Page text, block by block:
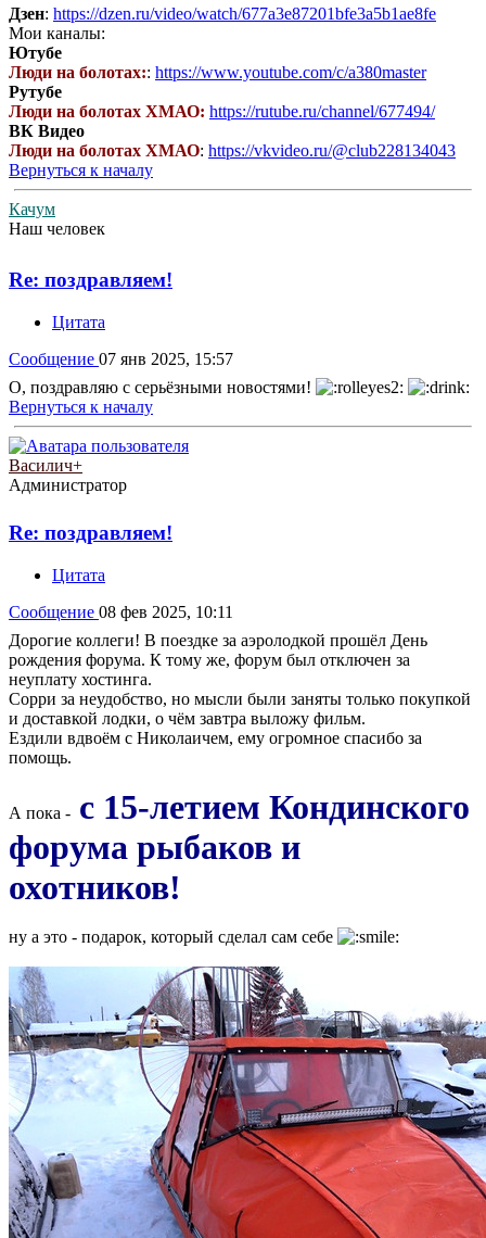
Дзен: https://dzen.ru/video/watch/677a3e87201bfe3a5b1ae8fe
Мои каналы:
Ютубе
Люди на болотах:: https://www.youtube.com/c/a380master
Рутубе
Люди на болотах ХМАО: https://rutube.ru/channel/677494/
ВК Видео
Люди на болотах ХМАО: https://vkvideo.ru/@club228134043
Вернуться к началу
Качум
Наш человек
Re: поздравляем!
Цитата
Сообщение 07 янв 2025, 15:57
О, поздравляю с серьёзными новостями!
Вернуться к началу
Василич+
Администратор
Re: поздравляем!
Цитата
Сообщение 08 фев 2025, 10:11
Дорогие коллеги! В поездке за аэролодкой прошёл День
рождения форума. К тому же, форум был отключен за
неуплату хостинга.
Сорри за неудобство, но мысли были заняты только покупкой
и доставкой лодки, о чём завтра выложу фильм.
Ездили вдвоём с Николаичем, ему огромное спасибо за
помощь.
А пока - с 15-летием Кондинского
форума рыбаков и
охотников!
ну а это - подарок, который сделал сам себе